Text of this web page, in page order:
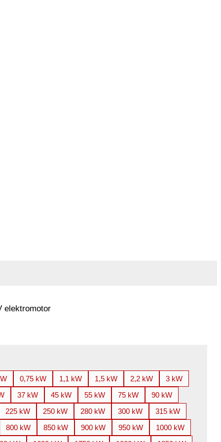
elektromotor
0,75 kW 1,1 kW 1,5 kW 2,2 kW
3 kW
37 kW 45 kW 55 kW 75 kW
90 kW
225 kW 250 kW 280 kW 300 kW
315 kW
800 kW 850 kW 900 kW 950 kW
1000 kW